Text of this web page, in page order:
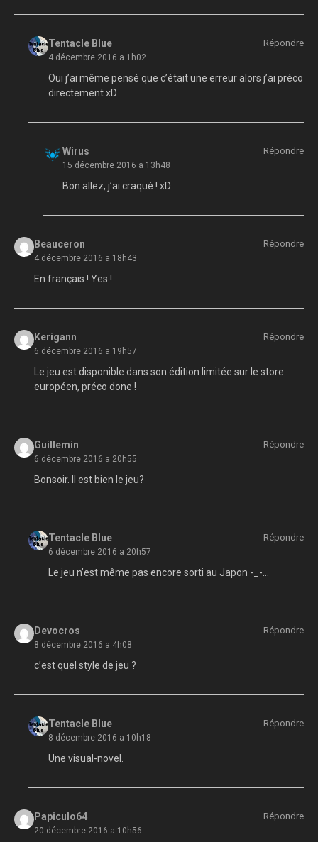
Tentacle Blue
4 décembre 2016 a 1h02
Répondre
Oui j’ai même pensé que c’était une erreur alors j’ai préco
directement xD
Wirus
15 décembre 2016 a 13h48
Répondre
Bon allez, j’ai craqué ! xD
Beauceron
4 décembre 2016 a 18h43
Répondre
En français ! Yes !
Kerigann
6 décembre 2016 a 19h57
Répondre
Le jeu est disponible dans son édition limitée sur le store
européen, préco done !
Guillemin
6 décembre 2016 a 20h55
Répondre
Bonsoir. Il est bien le jeu?
Tentacle Blue
6 décembre 2016 a 20h57
Répondre
Le jeu n’est même pas encore sorti au Japon -_-…
Devocros
8 décembre 2016 a 4h08
Répondre
c’est quel style de jeu ?
Tentacle Blue
8 décembre 2016 a 10h18
Répondre
Une visual-novel.
Papiculo64
20 décembre 2016 a 10h56
Répondre